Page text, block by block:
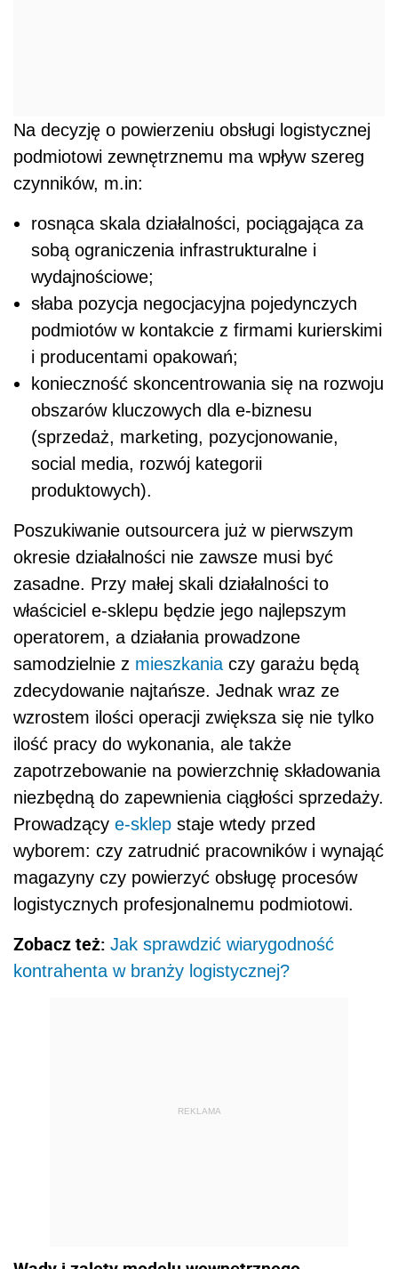
Na decyzję o powierzeniu obsługi logistycznej
podmiotowi zewnętrznemu ma wpływ szereg
czynników, m.in:
rosnąca skala działalności, pociągająca za
sobą ograniczenia infrastrukturalne i
wydajnościowe;
słaba pozycja negocjacyjna pojedynczych
podmiotów w kontakcie z firmami kurierskimi
i producentami opakowań;
konieczność skoncentrowania się na rozwoju
obszarów kluczowych dla e-biznesu
(sprzedaż, marketing, pozycjonowanie,
social media, rozwój kategorii
produktowych).
Poszukiwanie outsourcera już w pierwszym
okresie działalności nie zawsze musi być
zasadne. Przy małej skali działalności to
właściciel e-sklepu będzie jego najlepszym
operatorem, a działania prowadzone
samodzielnie z mieszkania czy garażu będą
zdecydowanie najtańsze. Jednak wraz ze
wzrostem ilości operacji zwiększa się nie tylko
ilość pracy do wykonania, ale także
zapotrzebowanie na powierzchnię składowania
niezbędną do zapewnienia ciągłości sprzedaży.
Prowadzący e-sklep staje wtedy przed
wyborem: czy zatrudnić pracowników i wynająć
magazyny czy powierzyć obsługę procesów
logistycznych profesjonalnemu podmiotowi.
Zobacz też: Jak sprawdzić wiarygodność
kontrahenta w branży logistycznej?
REKLAMA